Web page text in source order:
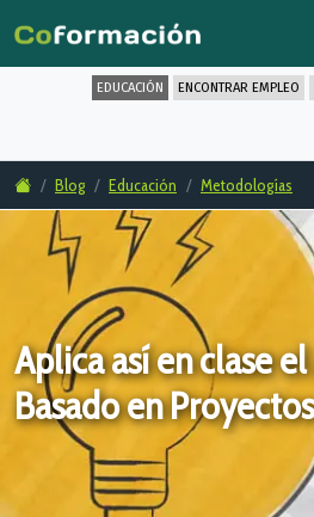
EDUCACIÓN ENCONTRAR EMPLEO
Blog Educación Metodologías
Aplica así en clase
Basado en